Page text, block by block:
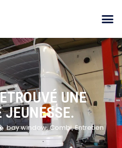
UNE
JEUNESSE.
bay window,Combi,Entretien